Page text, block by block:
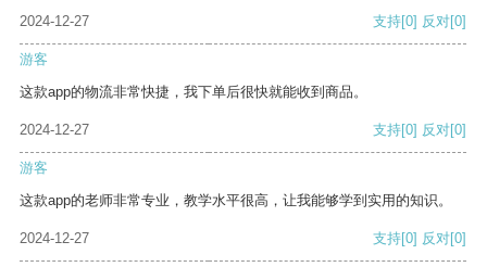
2024-12-27
支持[0] 反对[0]
游客
这款app的物流非常快捷，我下单后很快就能收到商品。
2024-12-27 支持[0] 反对[0]
游客
这款app的老师非常专业，教学水平很高，让我能够学到实用的知识。
2024-12-27 支持[0] 反对[0]